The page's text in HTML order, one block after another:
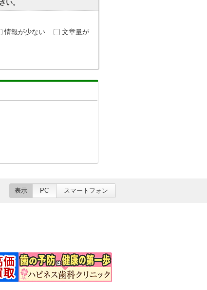
い。
情報が少ない
文章量が
表示 PC スマートフォン